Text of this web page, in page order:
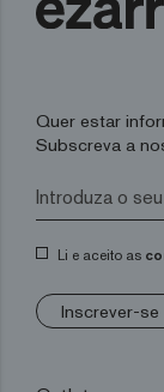
Quer estar
Subscreva a
Li e aceito as
Inscrever-se